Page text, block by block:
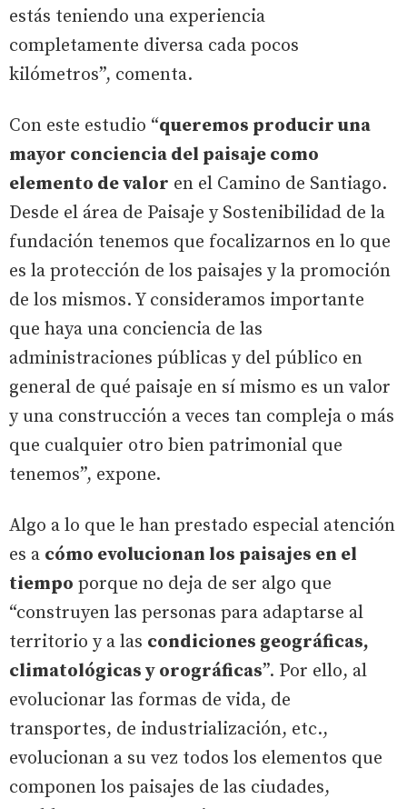
estás teniendo una experiencia
completamente diversa cada pocos
kilómetros”, comenta.
Con este estudio “queremos producir una
mayor conciencia del paisaje como
elemento de valor en el Camino de Santiago.
Desde el área de Paisaje y Sostenibilidad de la
fundación tenemos que focalizarnos en lo que
es la protección de los paisajes y la promoción
de los mismos. Y consideramos importante
que haya una conciencia de las
administraciones públicas y del público en
general de qué paisaje en sí mismo es un valor
y una construcción a veces tan compleja o más
que cualquier otro bien patrimonial que
tenemos”, expone.
Algo a lo que le han prestado especial atención
es a cómo evolucionan los paisajes en el
tiempo porque no deja de ser algo que
“construyen las personas para adaptarse al
territorio y a las condiciones geográficas,
climatológicas y orográficas”. Por ello, al
evolucionar las formas de vida, de
transportes, de industrialización, etc.,
evolucionan a su vez todos los elementos que
componen los paisajes de las ciudades,